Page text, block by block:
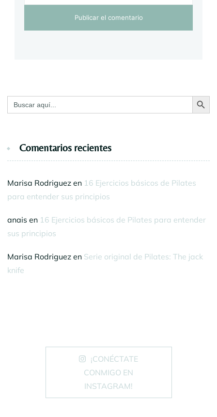
Buscar: Botón de
Comentarios recientes
Marisa Rodriguez en 16 Ejercicios básicos de Pilates
para entender sus principios
anais en 16 Ejercicios básicos de Pilates para entender
sus principios
Marisa Rodriguez en Serie original de Pilates: The jack
knife
¡CONÉCTATE
CONMIGO EN
INSTAGRAM!